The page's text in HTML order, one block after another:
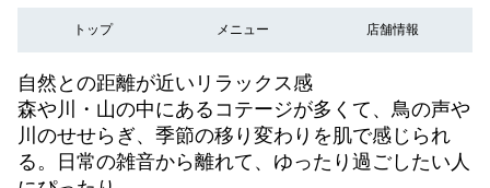
トップ メニュー 店舗情報
自然との距離が近いリラックス感
森や川・山の中にあるコテージが多くて、鳥の声や
川のせせらぎ、季節の移り変わりを肌で感じられ
る。日常の雑音から離れて、ゆったり過ごしたい人